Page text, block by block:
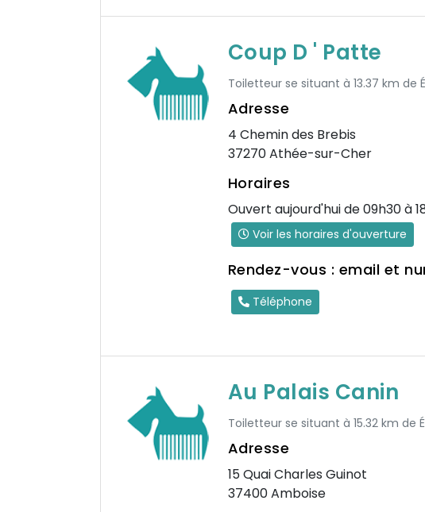
Coup D ' Patte
Toiletteur se situant à 13.37 km de
Adresse
4 Chemin des Brebis
37270 Athée-sur-Cher
Horaires
Ouvert aujourd'hui de 09h30 à
Voir les horaires d'ouverture
Rendez-vous : email et
Téléphone
Au Palais Canin
Toiletteur se situant à 15.32 km de
Adresse
15 Quai Charles Guinot
37400 Amboise